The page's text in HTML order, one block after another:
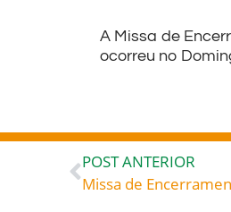
A Missa de
ocorreu no
POST ANTERIOR